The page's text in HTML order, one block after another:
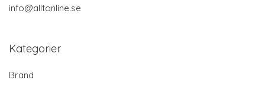
info@alltonline.se
Kategorier
Brand